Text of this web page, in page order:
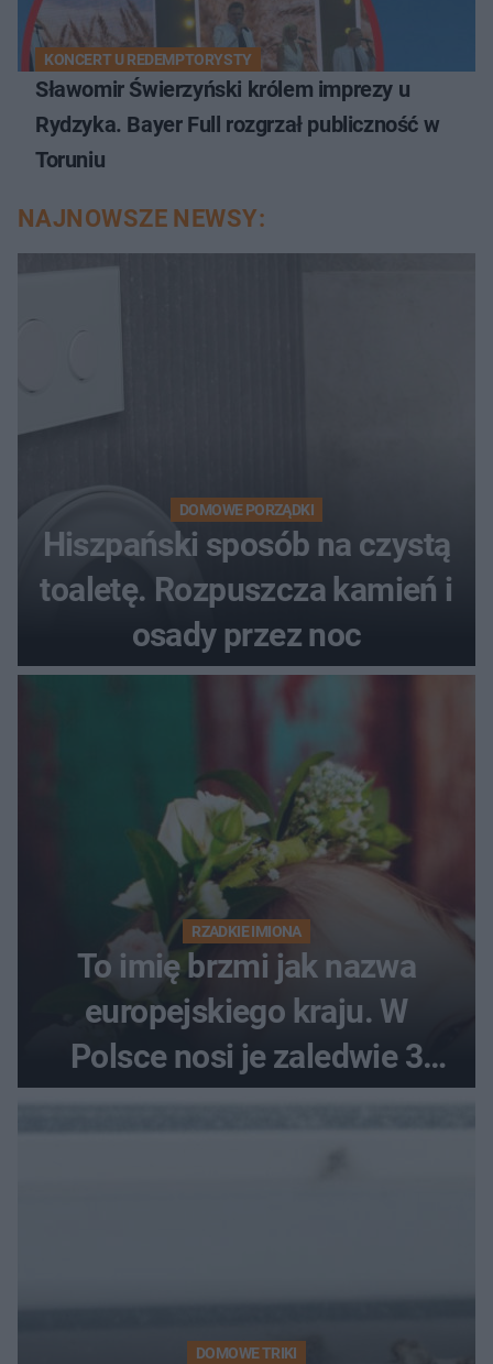
KONCERT U REDEMPTORYSTY
Sławomir Świerzyński królem imprezy u
Rydzyka. Bayer Full rozgrzał publiczność w
Toruniu
NAJNOWSZE NEWSY:
DOMOWE PORZĄDKI
Hiszpański sposób na czystą
toaletę. Rozpuszcza kamień i
osady przez noc
RZADKIE IMIONA
To imię brzmi jak nazwa
europejskiego kraju. W
Polsce nosi je zaledwie 3
DOMOWE TRIKI